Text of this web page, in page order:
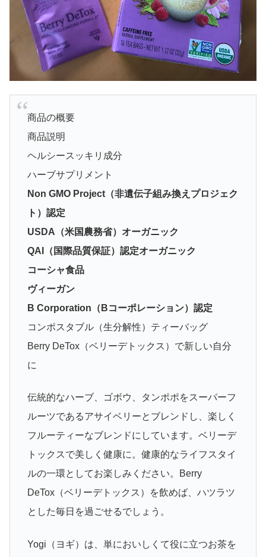
商品の概要
商品説明
ヘルシースッキリ成分
ハーブサプリメント
Non GMO Project（非遺伝子組み換えプロジェク
ト）認定
USDA（米国農務省）オーガニック
QAI（国際品質保証）認定オーガニック
コーシャ食品
ヴィーガン
B Corporation（Bコーポレーション）認定
コンポスタブル（生分解性）ティーバッグ
Berry DeTox（ベリーデトックス）で新しい自分
に
伝統的なハーブ、ゴボウ、タンポポをスーパーフ
ルーツであるアサイベリーとブレンドし、楽しく
フルーティーなブレンドにしています。ベリーデ
トックスで美しく健康に。健康的なライフスタイ
ルの一環としてお楽しみください。Berry
DeTox（ベリーデトックス）を飲めば、ハツラツ
とした毎日を過ごせるでしょう。
Yogi（ヨギ）は、単においしくて役に立つお茶を